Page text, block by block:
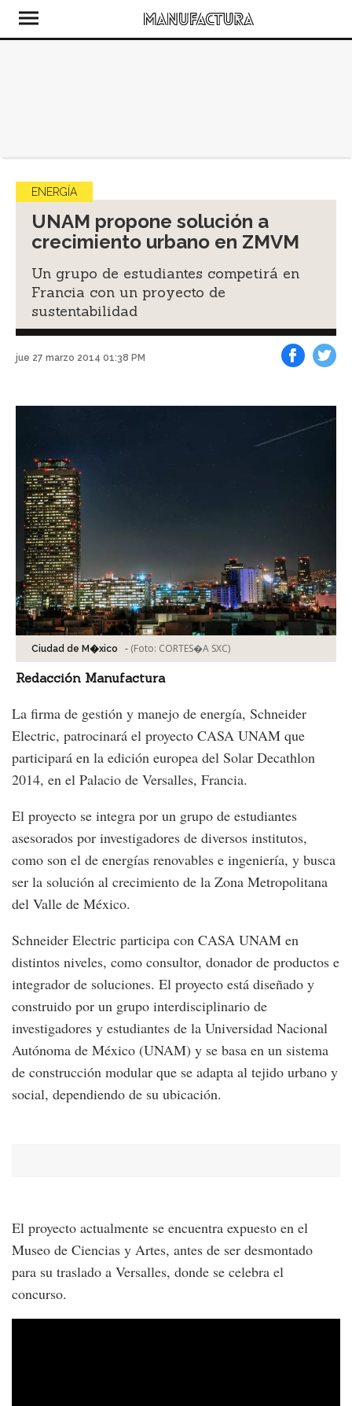
ENERGÍA
UNAM propone solución a
crecimiento urbano en ZMVM
Un grupo de estudiantes competirá en
Francia con un proyecto de
sustentabilidad
jue 27 marzo 2014 01:38 PM
Ciudad de M�xico - (Foto: CORTES�A SXC)
Redacción Manufactura
La firma de gestión y manejo de energía, Schneider
Electric, patrocinará el proyecto CASA UNAM que
participará en la edición europea del Solar Decathlon
2014, en el Palacio de Versalles, Francia.
El proyecto se integra por un grupo de estudiantes
asesorados por investigadores de diversos institutos,
como son el de energías renovables e ingeniería, y busca
ser la solución al crecimiento de la Zona Metropolitana
del Valle de México.
Schneider Electric participa con CASA UNAM en
distintos niveles, como consultor, donador de productos e
integrador de soluciones. El proyecto está diseñado y
construido por un grupo interdisciplinario de
investigadores y estudiantes de la Universidad Nacional
Autónoma de México (UNAM) y se basa en un sistema
de construcción modular que se adapta al tejido urbano y
social, dependiendo de su ubicación.
El proyecto actualmente se encuentra expuesto en el
Museo de Ciencias y Artes, antes de ser desmontado
para su traslado a Versalles, donde se celebra el
concurso.